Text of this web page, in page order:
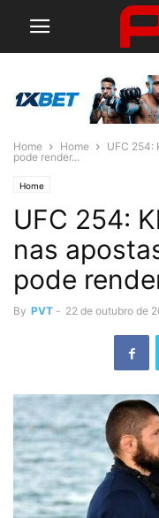
Home Home
UFC 254:
pode render...
Home
UFC 254:
nas
pode
By PVT - 22 de outubro de